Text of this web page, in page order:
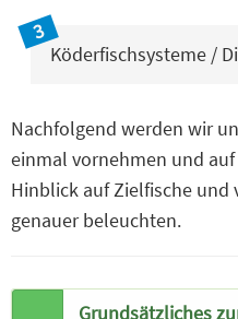
Köderfischsysteme /
Nachfolgend werden wir
einmal vornehmen und
Hinblick auf Zielfische und
genauer beleuchten.
Grundsätzliches